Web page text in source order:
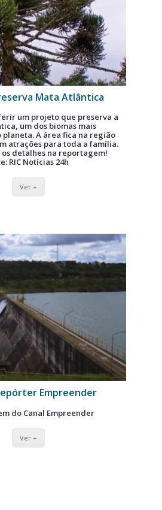
Mata Atlântica
um projeto que preserva a
um dos biomas mais
planeta. A área fica na região
atrações para toda a família.
os detalhes na reportagem!
RIC Notícias 24h
Ver +
Empreender
do Canal Empreender
Ver +